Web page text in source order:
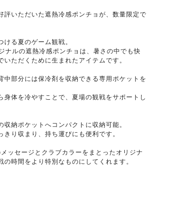
評いただいた遮熱冷感ポンチョが、数量限定で
る夏のゲーム観戦。
ナルの遮熱冷感ポンチョは、暑さの中でも快
いただくために生まれたアイテムです。
中部分には保冷剤を収納できる専用ポケットを
身体を冷やすことで、夏場の観戦をサポートし
収納ポケットへコンパクトに収納可能。
きり収まり、持ち運びにも便利です。
ッセージとクラブカラーをまとったオリジナ
の時間をより特別なものにしてくれます。